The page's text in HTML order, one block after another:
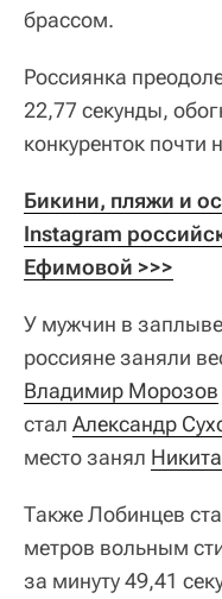
брассом.
Россиянка
22,77 секунды,
конкуренток почти
Бикини, пляжи и
Instagram
Ефимовой >>>
У мужчин в
россияне заняли
Владимир Морозов
стал Александр
место занял
Также Лобинцев
метров вольным
за минуту 49,41